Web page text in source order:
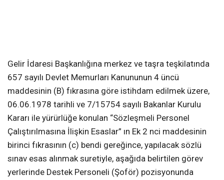
Gelir İdaresi Başkanlığına merkez ve taşra teşkilatında
657 sayılı Devlet Memurları Kanununun 4 üncü
maddesinin (B) fıkrasına göre istihdam edilmek üzere,
06.06.1978 tarihli ve 7/15754 sayılı Bakanlar Kurulu
Kararı ile yürürlüğe konulan “Sözleşmeli Personel
Çalıştırılmasına İlişkin Esaslar” ın Ek 2 nci maddesinin
birinci fıkrasının (c) bendi gereğince, yapılacak sözlü
sınav esas alınmak suretiyle, aşağıda belirtilen görev
yerlerinde Destek Personeli (Şoför) pozisyonunda